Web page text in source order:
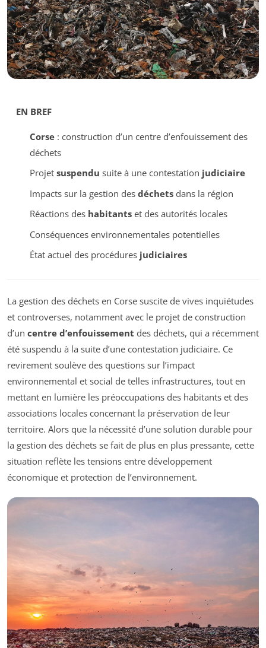
EN BREF
Corse: construction d’un centre d’enfouissement des
déchets
Projet suspendu suite à une contestation judiciaire
Impacts sur la gestion des déchetsdans la région
Réactions des habitantset des autorités locales
Conséquences environnementales potentielles
État actuel des procédures judiciaires
La gestion des déchets en Corse suscite de vives inquiétudes
et controverses, notamment avec le projet de construction
d’un centre d’enfouissement des déchets, qui a récemment
été suspendu à la suite d’une contestation judiciaire. Ce
revirement soulève des questions sur l’impact
environnemental et social de telles infrastructures, tout en
mettant en lumière les préoccupations des habitants et des
associations locales concernant la préservation de leur
territoire. Alors que la nécessité d’une solution durable pour
la gestion des déchets se fait de plus en plus pressante, cette
situation reflète les tensions entre développement
économique et protection de l’environnement.